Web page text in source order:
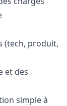
(tech, produit,
et des
simple à